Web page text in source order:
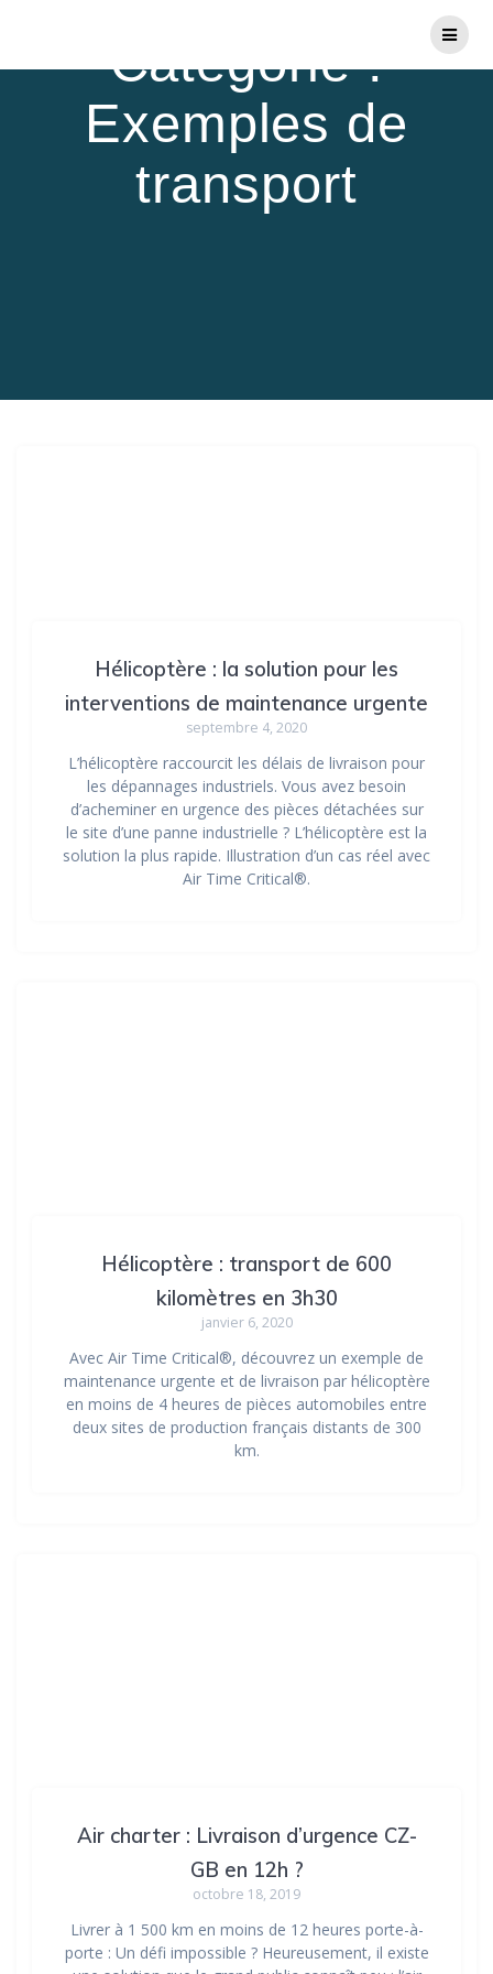
Catégorie :
Exemples de
transport
Hélicoptère : la solution pour les
interventions de maintenance urgente
septembre 4, 2020
L’hélicoptère raccourcit les délais de livraison pour
les dépannages industriels. Vous avez besoin
d’acheminer en urgence des pièces détachées sur
le site d’une panne industrielle ? L’hélicoptère est la
solution la plus rapide. Illustration d’un cas réel avec
Air Time Critical®.
Hélicoptère : transport de 600
kilomètres en 3h30
janvier 6, 2020
Avec Air Time Critical®, découvrez un exemple de
maintenance urgente et de livraison par hélicoptère
en moins de 4 heures de pièces automobiles entre
deux sites de production français distants de 300
km.
Air charter : Livraison d’urgence CZ-
GB en 12h ?
octobre 18, 2019
Livrer à 1 500 km en moins de 12 heures porte-à-
porte : Un défi impossible ? Heureusement, il existe